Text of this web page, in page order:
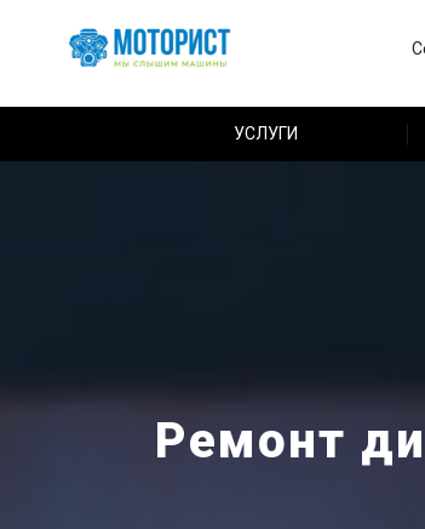
УСЛУГИ
Ремонт